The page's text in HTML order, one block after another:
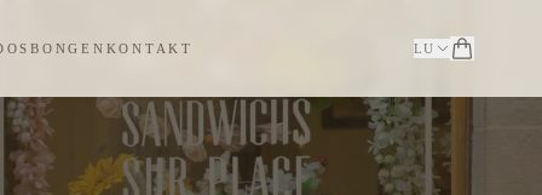
KONTAKT LU